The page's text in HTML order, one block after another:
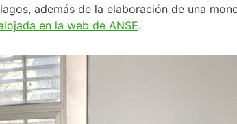
además de la elaboración de una
en la web de ANSE.